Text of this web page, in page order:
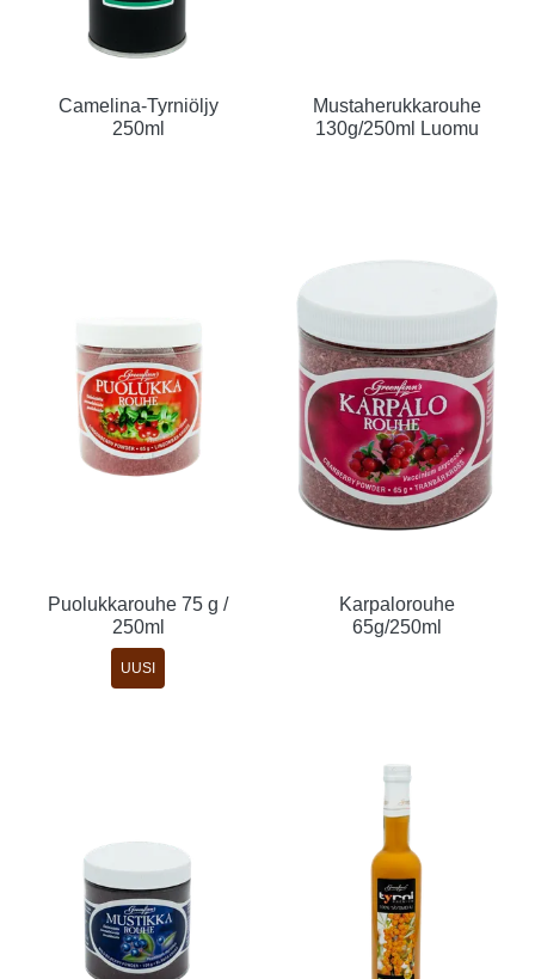
Camelina-Tyrniöljy
250ml
Mustaherukkarouhe
130g/250ml Luomu
Puolukkarouhe 75 g /
250ml
UUSI
Karpalorouhe
65g/250ml